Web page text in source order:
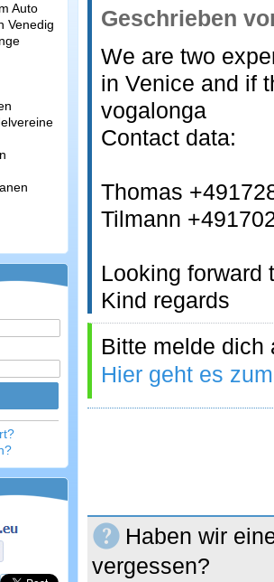
Auto
Venedig
Geschrieben
We are two
in Venice and if
vogalonga
Contact data:
Thomas
Tilmann
Looking forward
Kind regards
Bitte melde dich
Hier geht es
Haben wir
vergessen?